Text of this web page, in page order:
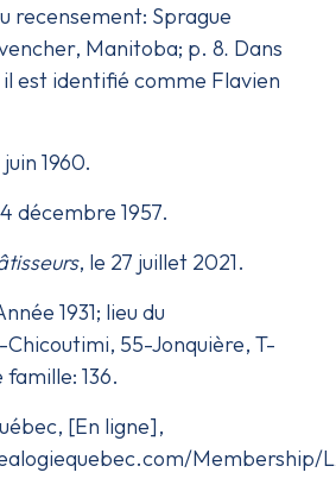
recensement: Sprague
Manitoba; p. 8. Dans
est identifié comme Flavien
1960.
décembre 1957.
, le 27 juillet 2021.
1931; lieu du
55-Jonquière, T-
famille: 136.
[En ligne],
Membership/